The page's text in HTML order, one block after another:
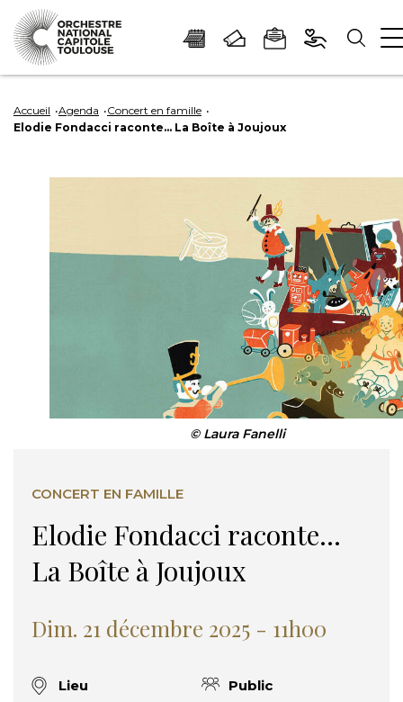
Panneau de gestion des cookies
au
contenu
à
la
à
la
pied
page
site
Accueil Agenda
Concert en famille
Elodie Fondacci raconte… La Boîte à Joujoux
© Laura Fanelli
Elodie Fondacci raconte…
La Boîte à Joujoux
CONCERT EN FAMILLE
Dim. 21 décembre 2025 - 11h00
Lieu Public